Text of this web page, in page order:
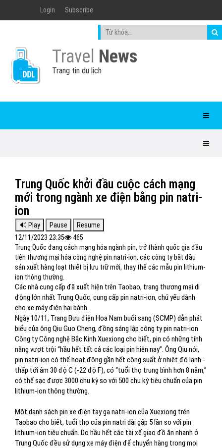
Login Subscribe
Travel News
Trang tin du lịch
Trung Quốc khởi đầu cuộc cách mạng
mới trong ngành xe điện bằng pin natri-
ion
12/11/2023 23:35
465
Trung Quốc đang cách mạng hóa ngành pin, trở thành quốc gia đầu
tiên thương mại hóa công nghệ pin natri-ion, các công ty bắt đầu
sản xuất hàng loạt thiết bị lưu trữ mới, thay thế các mẫu pin lithium-
ion thông thường.
Các nhà cung cấp đã xuất hiện trên Taobao, trang thương mại di
động lớn nhất Trung Quốc, cung cấp pin natri-ion, chủ yếu dành
cho xe máy điện hai bánh.
Ngày 10/11, Trang Bưu điện Hoa Nam buổi sang (SCMP) dẫn phát
biểu của ông Qiu Guo Cheng, đồng sáng lập công ty pin natri-ion
Công ty Công nghệ Bắc Kinh Xuexiong cho biết, pin có những tính
năng vượt trội “hầu hết tất cả các loại pin hiên nay”. Ông Qiu nói,
pin natri-ion có thể hoạt động gần hết công suất ở nhiệt độ lạnh -
thấp tới âm 30 độ C (-22 độ F), có “tuổi thọ trung bình hơn 8 năm,”
có thể sạc được 3000 chu kỳ so với 500 chu kỳ tiêu chuẩn của pin
lithium-ion thông thường.
Một danh sách pin xe điện tay ga natri-ion của Xuexiong trên
Taobao cho biết, tuổi thọ của pin natri dài gấp 5 lần so với pin
lithium-ion tiêu chuẩn. Do hầu hết các tài xế giao đồ ăn nhanh ở
Trung Quốc đều sử dụng xe máy điện để chuyển hàng trong mọi